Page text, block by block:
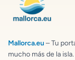
Mallorca.eu – Tu
mucho más de la isla.